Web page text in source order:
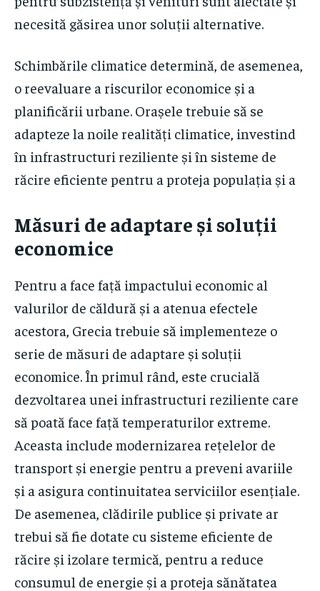
necesită găsirea unor soluții alternative.
Schimbările climatice determină, de asemenea,
o reevaluare a riscurilor economice și a
planificării urbane. Orașele trebuie să se
adapteze la noile realități climatice, investind
în infrastructuri reziliente și în sisteme de
răcire eficiente pentru a proteja populația și a
Măsuri de adaptare și soluții
economice
Pentru a face față impactului economic al
valurilor de căldură și a atenua efectele
acestora, Grecia trebuie să implementeze o
serie de măsuri de adaptare și soluții
economice. În primul rând, este crucială
dezvoltarea unei infrastructuri reziliente care
să poată face față temperaturilor extreme.
Aceasta include modernizarea rețelelor de
transport și energie pentru a preveni avariile
și a asigura continuitatea serviciilor esențiale.
De asemenea, clădirile publice și private ar
trebui să fie dotate cu sisteme eficiente de
răcire și izolare termică, pentru a reduce
consumul de energie și a proteja sănătatea